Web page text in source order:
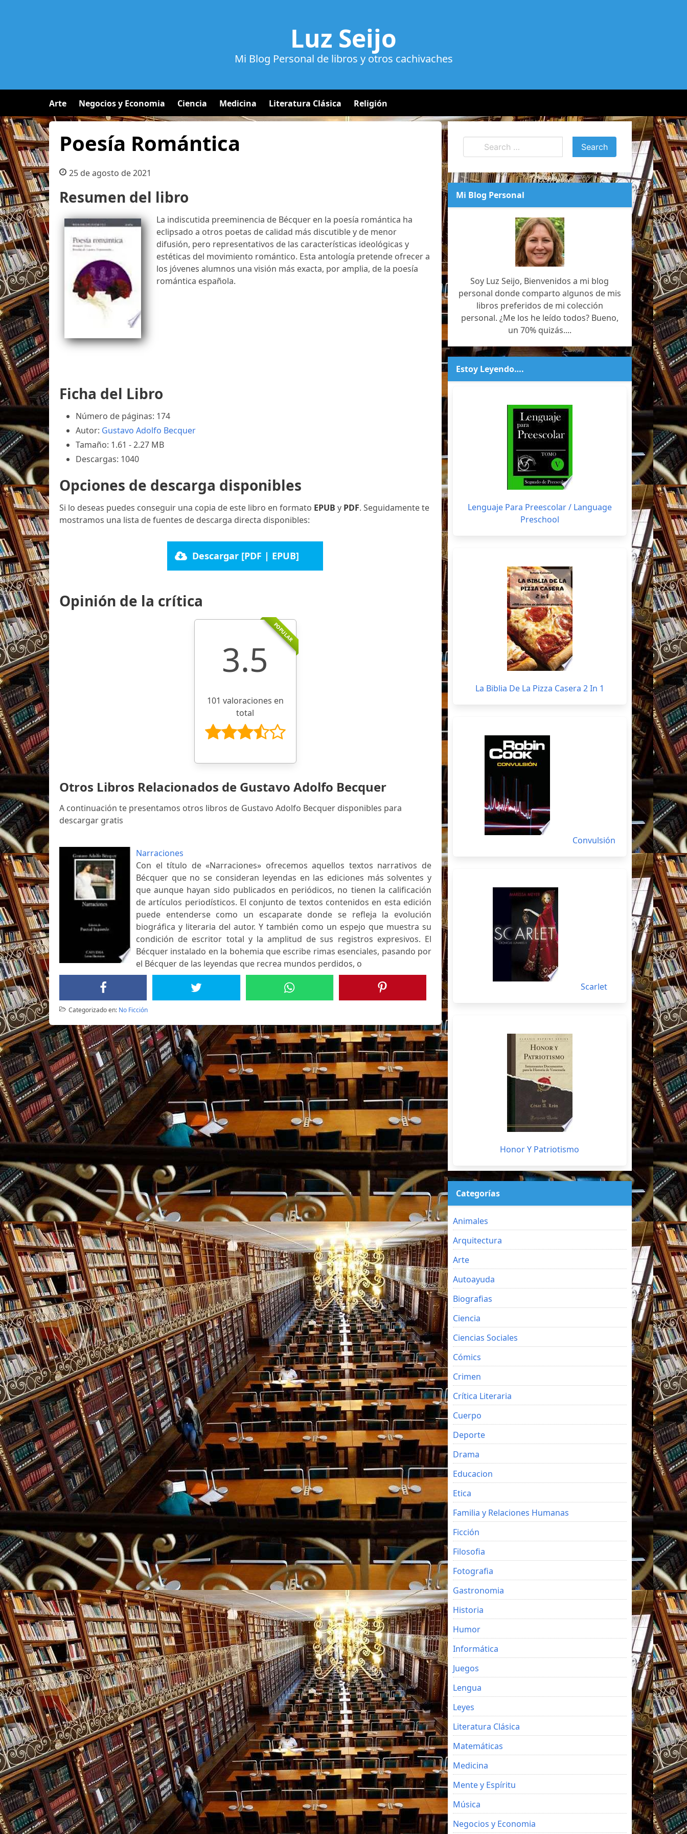
Luz Seijo
Mi Blog Personal de libros y otros cachivaches
Arte Negocios y Economia Ciencia Medicina Literatura Clásica Religión
Poesía Romántica
25 de agosto de 2021
Resumen del libro
La indiscutida preeminencia de Bécquer en la poesía romántica ha
eclipsado a otros poetas de calidad más discutible y de menor
difusión, pero representativos de las características ideológicas y
estéticas del movimiento romántico. Esta antología pretende ofrecer a
los jóvenes alumnos una visión más exacta, por amplia, de la poesía
romántica española.
Ficha del Libro
Número de páginas: 174
Autor: Gustavo Adolfo Becquer
Tamaño: 1.61 - 2.27 MB
Descargas: 1040
Opciones de descarga disponibles
Si lo deseas puedes conseguir una copia de este libro en formato EPUB y PDF. Seguidamente te
mostramos una lista de fuentes de descarga directa disponibles:
Descargar [PDF | EPUB]
Opinión de la crítica
POPULAR
3.5
101 valoraciones en
total
Otros Libros Relacionados de Gustavo Adolfo Becquer
A continuación te presentamos otros libros de Gustavo Adolfo Becquer disponibles para
descargar gratis
Narraciones
Con el título de «Narraciones» ofrecemos aquellos textos narrativos de
Bécquer que no se consideran leyendas en las ediciones más solventes y
que aunque hayan sido publicados en periódicos, no tienen la calificación
de artículos periodísticos. El conjunto de textos contenidos en esta edición
puede entenderse como un escaparate donde se refleja la evolución
biográfica y literaria del autor. Y también como un espejo que muestra su
condición de escritor total y la amplitud de sus registros expresivos. El
Bécquer instalado en la bohemia que escribe rimas esenciales, pasando por
el Bécquer de las leyendas que recrea mundos perdidos, o
Categorizado en: No Ficción
Mi Blog Personal
Soy Luz Seijo, Bienvenidos a mi blog
personal donde comparto algunos de mis
libros preferidos de mi colección
personal. ¿Me los he leído todos? Bueno,
un 70% quizás....
Estoy Leyendo….
Lenguaje Para Preescolar / Language
Preschool
La Biblia De La Pizza Casera 2 In 1
Convulsión
Scarlet
Honor Y Patriotismo
Categorías
Animales
Arquitectura
Arte
Autoayuda
Biografias
Ciencia
Ciencias Sociales
Cómics
Crimen
Crítica Literaria
Cuerpo
Deporte
Drama
Educacion
Etica
Familia y Relaciones Humanas
Ficción
Filosofia
Fotografia
Gastronomia
Historia
Humor
Informática
Juegos
Lengua
Leyes
Literatura Clásica
Matemáticas
Medicina
Mente y Espíritu
Música
Negocios y Economia